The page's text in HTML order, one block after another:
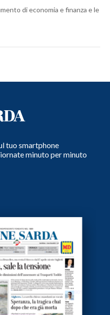
di economia e finanza e le
tuo smartphone
minuto per minuto